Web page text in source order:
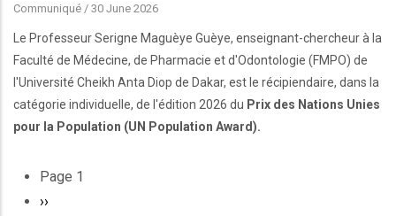
Communiqué / 30 June 2026
Le Professeur Serigne Maguèye Guèye, enseignant-chercheur à la
Faculté de Médecine, de Pharmacie et d'Odontologie (FMPO) de
l'Université Cheikh Anta Diop de Dakar, est le récipiendaire, dans la
catégorie individuelle, de l'édition 2026 du Prix des Nations Unies
pour la Population (UN Population Award).
Pagination
Page 1
Page
››